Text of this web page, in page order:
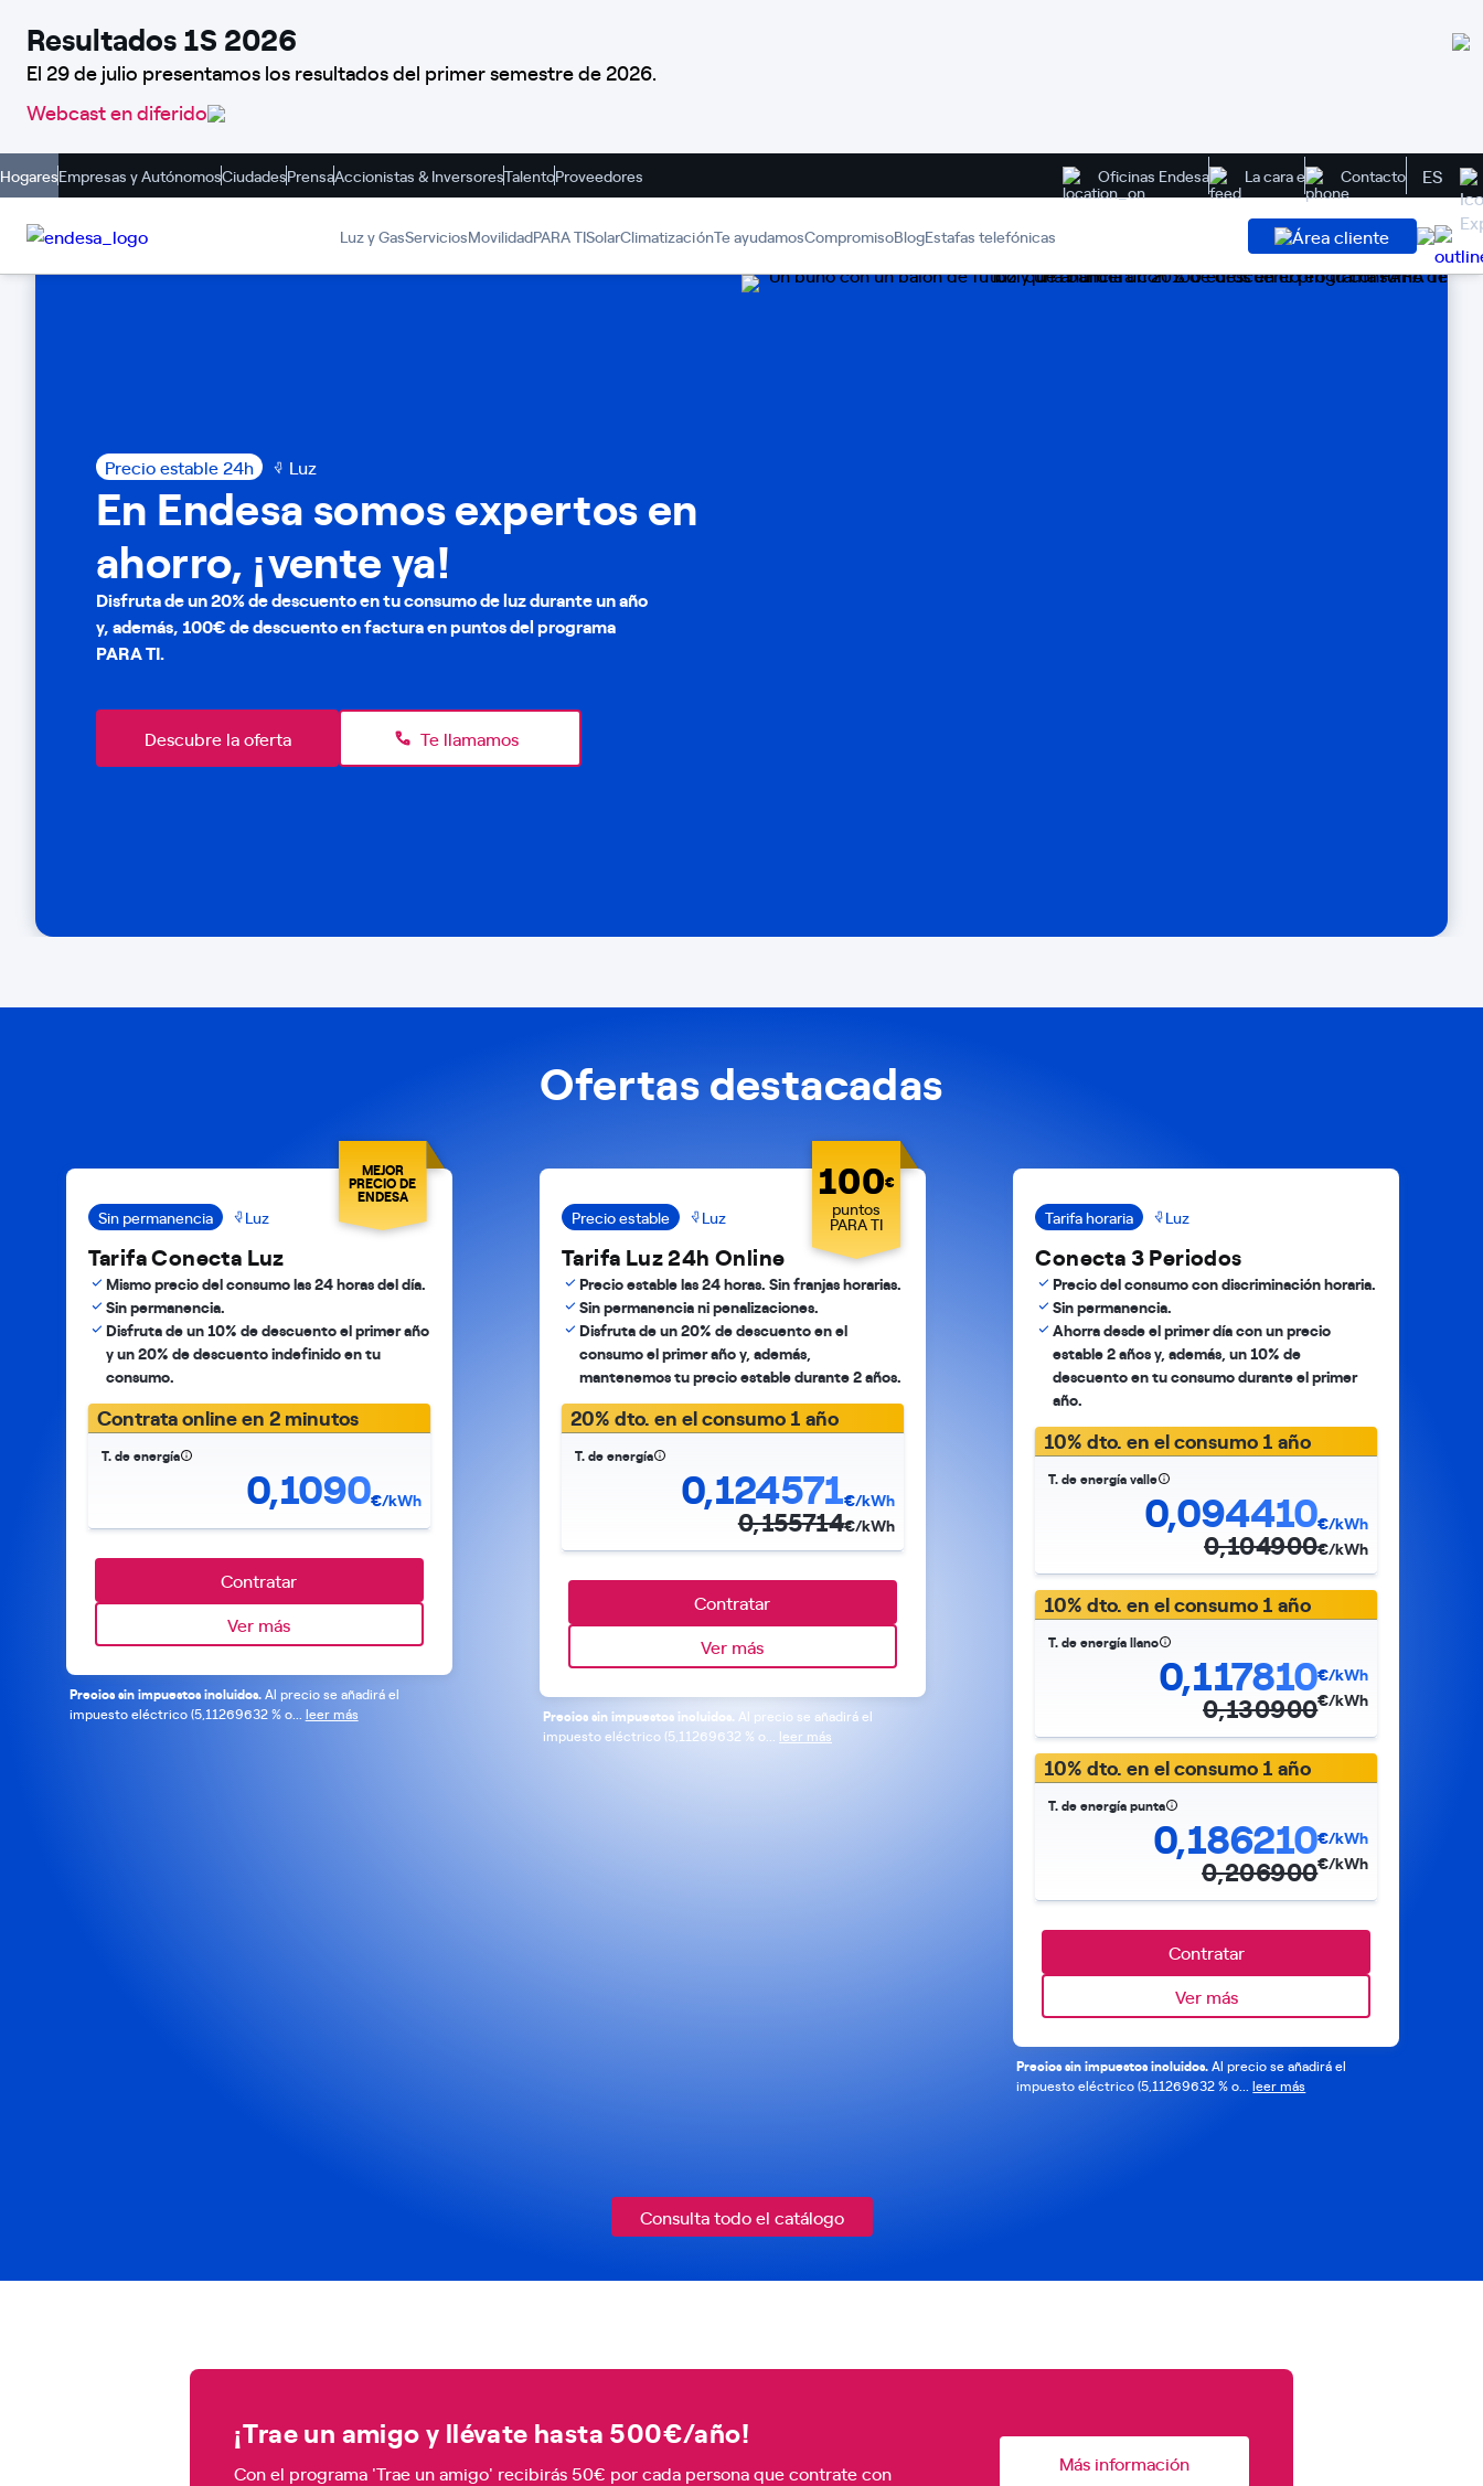
Resultados 1S 2026
El 29 de julio presentamos los resultados del primer semestre de 2026.
Webcast en diferido
HogaresEmpresas y AutónomosCiudadesPrensaAccionistas & InversoresTalentoProveedores Oficinas Endesa La cara e Contacto ES
Luz y GasServiciosMovilidadPARA TISolarClimatizaciónTe ayudamosCompromisoBlogEstafas telefónicas Área cliente
Precio estable 24h Luz
En Endesa somos expertos en
ahorro, ¡vente ya!
Disfruta de un 20% de descuento en tu consumo de luz durante un año
y, además, 100€ de descuento en factura en puntos del programa
PARA TI.
Descubre la oferta Te llamamos
Ofertas destacadas
MEJOR
PRECIO DE
ENDESA
Sin permanencia Luz
Tarifa Conecta Luz
Mismo precio del consumo las 24 horas del día.
Sin permanencia.
Disfruta de un 10% de descuento el primer año
y un 20% de descuento indefinido en tu
consumo.
Contrata online en 2 minutos
T. de energía
0,1090€/kWh
Contratar
Ver más
Precios sin impuestos incluidos.Al precio se añadirá el
impuesto eléctrico (5,11269632 % o... leer más
100€
puntos
PARA TI
Precio estable Luz
Tarifa Luz 24h Online
Precio estable las 24 horas. Sin franjas horarias.
Sin permanencia ni penalizaciones.
Disfruta de un 20% de descuento en el
consumo el primer año y, además,
mantenemos tu precio estable durante 2 años.
20% dto. en el consumo 1 año
T. de energía
0,124571
0,155714
€/kWh
€/kWh
Contratar
Ver más
Precios sin impuestos incluidos. Al precio se añadirá el
impuesto eléctrico (5,11269632 % o... leer más
Tarifa horaria Luz
Conecta 3 Periodos
Precio del consumo con discriminación horaria.
Sin permanencia.
Ahorra desde el primer día con un precio
estable 2 años y, además, un 10% de
descuento en tu consumo durante el primer
año.
10% dto. en el consumo 1 año
T. de energía valle
0,094410
0,104900
€/kWh
€/kWh
10% dto. en el consumo 1 año
T. de energía llano
0,117810
0,130900
€/kWh
€/kWh
10% dto. en el consumo 1 año
T. de energía punta
0,186210
0,206900
€/kWh
€/kWh
Contratar
Ver más
Precios sin impuestos incluidos.Al precio se añadirá el
impuesto eléctrico (5,11269632 % o...leer más
Consulta todo el catálogo
¡Trae un amigo y llévate hasta 500€/año!
Con el programa 'Trae un amigo' recibirás 50€ por cada persona que contrate con
Más información